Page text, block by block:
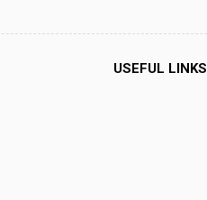
USEFUL LINKS